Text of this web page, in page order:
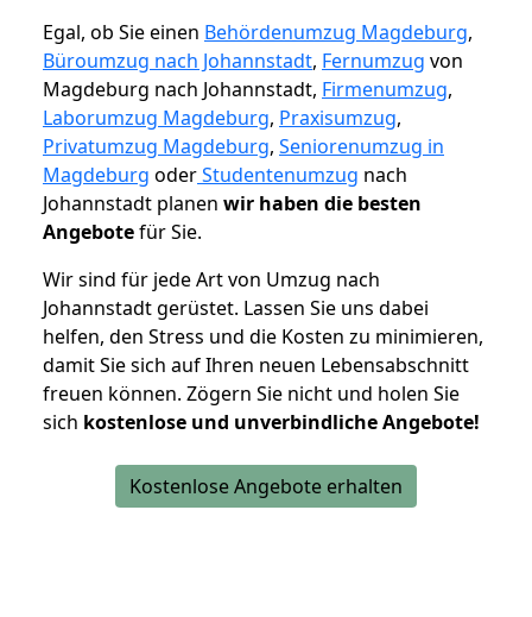
Egal, ob Sie einen Behördenumzug Magdeburg,
Büroumzug nach Johannstadt, Fernumzug von
Magdeburg nach Johannstadt, Firmenumzug,
Laborumzug Magdeburg, Praxisumzug,
Privatumzug Magdeburg, Seniorenumzug in
Magdeburg oderStudentenumzug nach
Johannstadt planen wir haben die besten
Angebotefür Sie.
Wir sind für jede Art von Umzug nach
Johannstadt gerüstet. Lassen Sie uns dabei
helfen, den Stress und die Kosten zu minimieren,
damit Sie sich auf Ihren neuen Lebensabschnitt
freuen können. Zögern Sie nicht und holen Sie
sich kostenlose und unverbindliche Angebote!
Kostenlose Angebote erhalten